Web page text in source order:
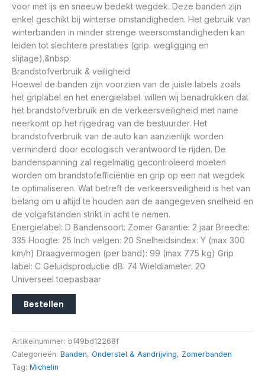
voor met ijs en sneeuw bedekt wegdek. Deze banden zijn
enkel geschikt bij winterse omstandigheden. Het gebruik van
winterbanden in minder strenge weersomstandigheden kan
leiden tot slechtere prestaties (grip. wegligging en
slijtage).&nbsp:
Brandstofverbruik & veiligheid
Hoewel de banden zijn voorzien van de juiste labels zoals
het griplabel en het energielabel. willen wij benadrukken dat
het brandstofverbruik en de verkeersveiligheid met name
neerkomt op het rijgedrag van de bestuurder. Het
brandstofverbruik van de auto kan aanzienlijk worden
verminderd door ecologisch verantwoord te rijden. De
bandenspanning zal regelmatig gecontroleerd moeten
worden om brandstofefficiëntie en grip op een nat wegdek
te optimaliseren. Wat betreft de verkeersveiligheid is het van
belang om u altijd te houden aan de aangegeven snelheid en
de volgafstanden strikt in acht te nemen.
Energielabel: D Bandensoort: Zomer Garantie: 2 jaar Breedte:
335 Hoogte: 25 Inch velgen: 20 Snelheidsindex: Y (max 300
km/h) Draagvermogen (per band): 99 (max 775 kg) Grip
label: C Geluidsproductie dB: 74 Wieldiameter: 20
Universeel toepasbaar
Bestellen
Artikelnummer: bf49bd12268f
Categorieën: Banden, Onderstel & Aandrijving, Zomerbanden
Tag: Michelin